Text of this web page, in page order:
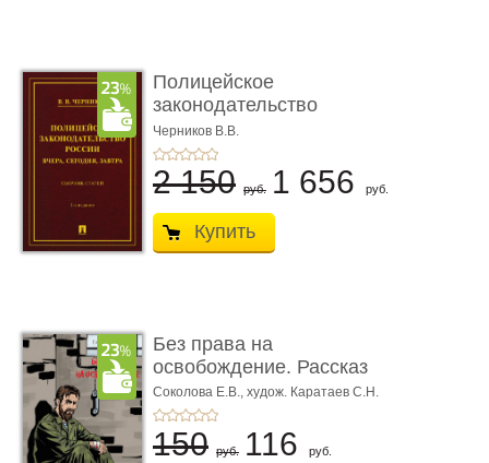
Полицейское
законодательство
России: вчера, с� ...
Черников В.В.
2 150 руб. 1 656 руб.
Купить
Без права на
освобождение. Рассказ
Соколова Е.В., худож. Каратаев С.Н.
150 руб. 116 руб.